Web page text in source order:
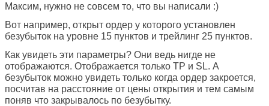
Максим, нужно не совсем то, что вы написали :)
Вот например, открыт ордер у которого установлен
безубыток на уровне 15 пунктов и трейлинг 25 пунктов.
Как увидеть эти параметры? Они ведь нигде не
отображаются. Отображается только TP и SL. А
безубыток можно увидеть только когда ордер закроется,
посчитав на расстояние от цены открытия и тем самым
поняв что закрывалось по безубытку.